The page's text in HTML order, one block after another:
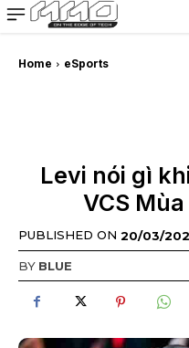
MMOSITE -
Bài viết nổi bật
Home eSports
Levi nói gì
VCS
PUBLISHED ON 20/03/
BY BLUE